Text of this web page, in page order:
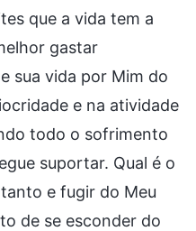
que a vida tem a
gastar
sua vida por Mim do
e na atividade
todo o sofrimento
suportar. Qual é o
e fugir do Meu
de se esconder do